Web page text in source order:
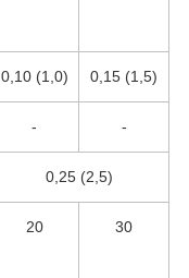
0,10 (1,0) 0,15 (1,5)
- -
0,25 (2,5)
20 30